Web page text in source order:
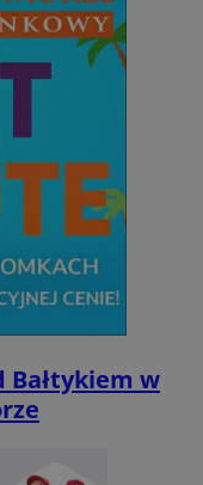
Bałtykiem w